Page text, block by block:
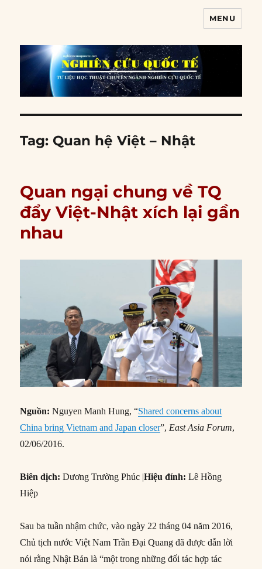
MENU
Tag: Quan hệ Việt – Nhật
Quan ngại chung về TQ
đẩy Việt-Nhật xích lại gần
nhau
Nguồn: Nguyen Manh Hung, “Shared concerns about
China bring Vietnam and Japan closer”, East Asia Forum,
02/06/2016.
Biên dịch:Dương Trường Phúc |Hiệu đính:Lê Hồng
Hiệp
Sau ba tuần nhậm chức, vào ngày 22 tháng 04 năm 2016,
Chủ tịch nước Việt Nam Trần Đại Quang đã được dẫn lời
nói rằng Nhật Bản là “một trong những đối tác hợp tác